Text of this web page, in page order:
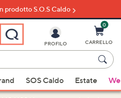
prodotto S.O.S Caldo
PROFILO
0
CARRELLO
SOS Caldo Estate